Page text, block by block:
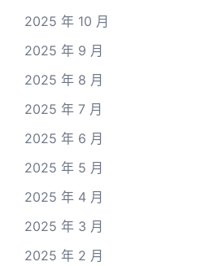
2025 年 10 月
2025 年 9 月
2025 年 8 月
2025 年 7 月
2025 年 6 月
2025 年 5 月
2025 年 4 月
2025 年 3 月
2025 年 2 月